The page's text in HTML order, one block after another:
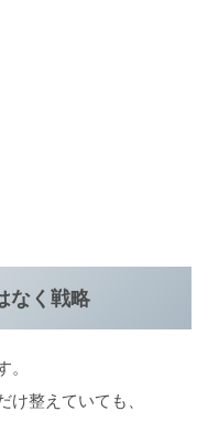
なく戦略
整えていても、